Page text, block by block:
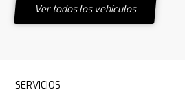
Ver todos los vehículos
SERVICIOS